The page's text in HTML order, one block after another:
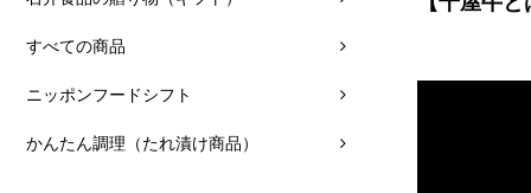
すべての商品
ニッポンフードシフト
かんたん調理（たれ漬け商品）